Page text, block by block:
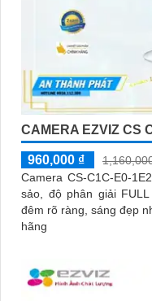
CAMERA EZVIZ CS
960,000 ₫
Camera CS-C1C-E0-
sảo, độ phân giải FULL HD 1080P.
đêm rõ ràng, sáng đẹp
hãng